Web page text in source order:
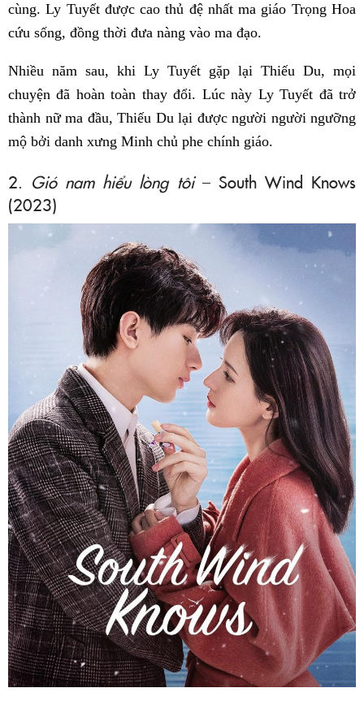
cùng. Ly Tuyết được cao thủ đệ nhất ma giáo Trọng Hoa
cứu sống, đồng thời đưa nàng vào ma đạo.
Nhiều năm sau, khi Ly Tuyết gặp lại Thiếu Du, mọi
chuyện đã hoàn toàn thay đổi. Lúc này Ly Tuyết đã trở
thành nữ ma đầu, Thiếu Du lại được người người ngưỡng
mộ bởi danh xưng Minh chủ phe chính giáo.
2. Gió nam hiểu lòng tôi– South Wind Knows
(2023)